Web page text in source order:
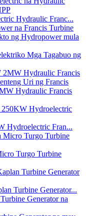
Hydraulic Franc...
Mga Tagabuo ng
Hydraulic Francis
Hydroelectric Fran...
Turgo Turbine
Turbine Generator...